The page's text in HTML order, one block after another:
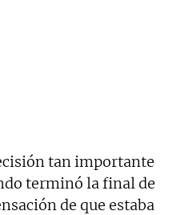
tan importante
terminó la final de
de que estaba